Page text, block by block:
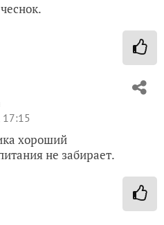
17:15
хороший
не забирает.